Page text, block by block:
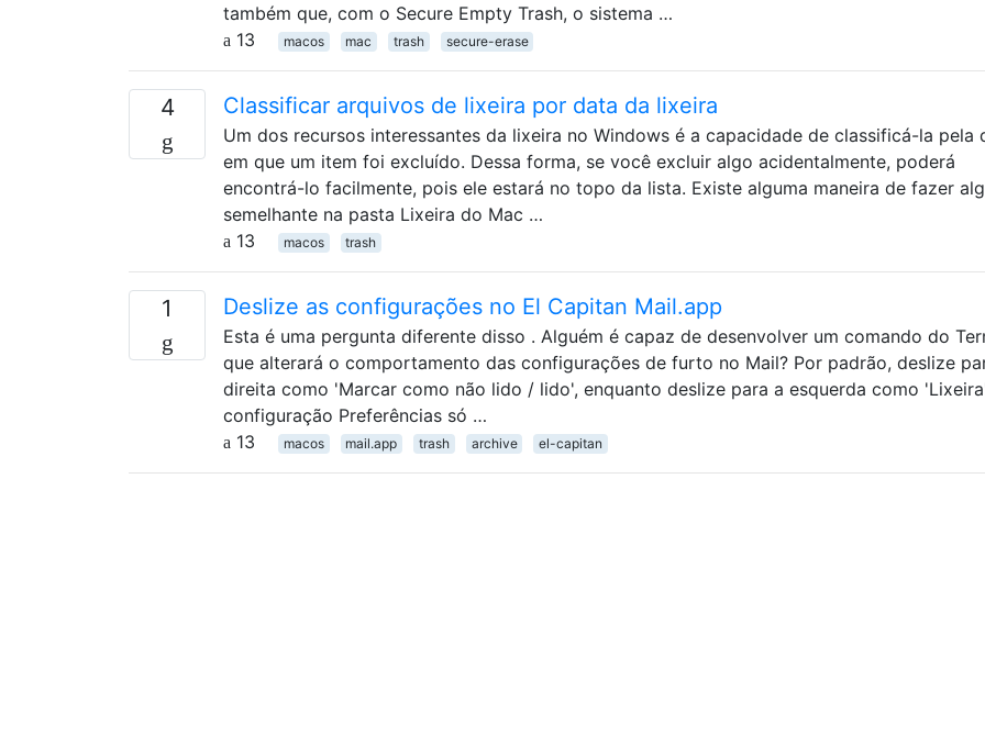
também que, com o Secure Empty Trash, o sistema …
13
macos mac trash secure-erase
4 Classificar arquivos de lixeira por data da lixeira
Um dos recursos interessantes da lixeira no Windows é a capacidade de classificá-la pela
em que um item foi excluído. Dessa forma, se você excluir algo acidentalmente, poderá
encontrá-lo facilmente, pois ele estará no topo da lista. Existe alguma maneira de fazer
semelhante na pasta Lixeira do Mac …
13
macos trash
1 Deslize as configurações no El Capitan Mail.app
Esta é uma pergunta diferente disso . Alguém é capaz de desenvolver um comando do
que alterará o comportamento das configurações de furto no Mail? Por padrão, deslize
direita como 'Marcar como não lido / lido', enquanto deslize para a esquerda como
configuração Preferências só …
13
macos mail.app trash archive el-capitan